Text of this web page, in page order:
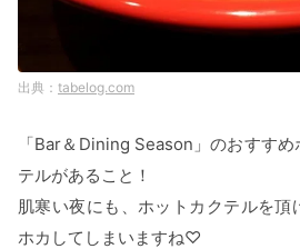
tabelog.com
「Bar＆Dining Season」のおすす
テルがあること！
肌寒い夜にも、ホットカクテルを頂
ホカしてしまいますね♡